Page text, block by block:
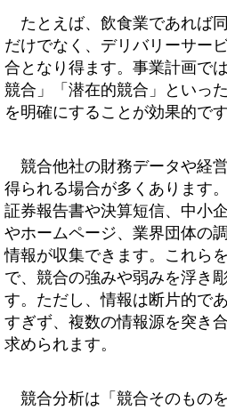
たとえば、飲食業であれば
だけでなく、デリバリーサー
合となり得ます。事業計画で
競合」「潜在的競合」といっ
を明確にすることが効果的です
競合他社の財務データや経
得られる場合が多くあります
証券報告書や決算短信、中小
やホームページ、業界団体の
情報が収集できます。これら
で、競合の強みや弱みを浮き
す。ただし、情報は断片的で
すぎず、複数の情報源を突き
求められます。
競合分析は「競合そのもの